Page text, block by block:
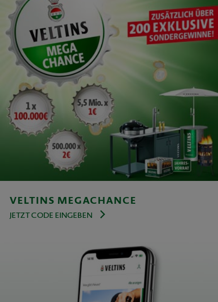
VELTINS MEGACHANCE
JETZT CODE EINGEBEN